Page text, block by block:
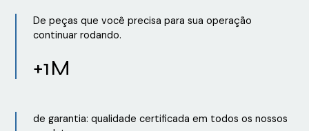
De peças que você precisa para sua operação
continuar rodando.
+1M
de garantia: qualidade certificada em todos os nossos